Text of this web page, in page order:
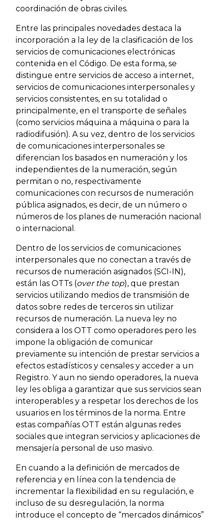
coordinación de obras civiles.
Entre las principales novedades destaca la
incorporación a la ley de la clasificación de los
servicios de comunicaciones electrónicas
contenida en el Código. De esta forma, se
distingue entre servicios de acceso a internet,
servicios de comunicaciones interpersonales y
servicios consistentes, en su totalidad o
principalmente, en el transporte de señales
(como servicios máquina a máquina o para la
radiodifusión). A su vez, dentro de los servicios
de comunicaciones interpersonales se
diferencian los basados en numeración y los
independientes de la numeración, según
permitan o no, respectivamente
comunicaciones con recursos de numeración
pública asignados, es decir, de un número o
números de los planes de numeración nacional
o internacional.
Dentro de los servicios de comunicaciones
interpersonales que no conectan a través de
recursos de numeración asignados (SCI-IN),
están las OTTs (over the top), que prestan
servicios utilizando medios de transmisión de
datos sobre redes de terceros sin utilizar
recursos de numeración. La nueva ley no
considera a los OTT como operadores pero les
impone la obligación de comunicar
previamente su intención de prestar servicios a
efectos estadísticos y censales y acceder a un
Registro. Y aun no siendo operadores, la nueva
ley les obliga a garantizar que sus servicios sean
interoperables y a respetar los derechos de los
usuarios en los términos de la norma. Entre
estas compañías OTT están algunas redes
sociales que integran servicios y aplicaciones de
mensajería personal de uso masivo.
En cuando a la definición de mercados de
referencia y en línea con la tendencia de
incrementar la flexibilidad en su regulación, e
incluso de su desregulación, la norma
introduce el concepto de “mercados dinámicos”